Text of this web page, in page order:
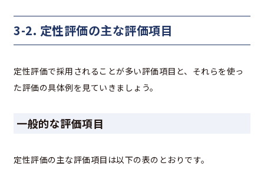
3-2. 定性評価の主な評価項目
定性評価で採用されることが多い評価項目と、それらを使っ
た評価の具体例を見ていきましょう。
一般的な評価項目
定性評価の主な評価項目は以下の表のとおりです。